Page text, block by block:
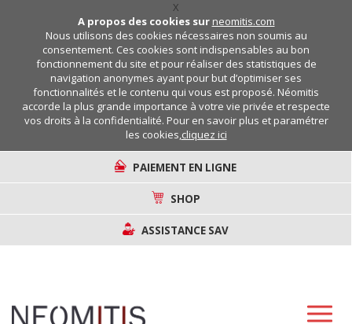
X
A propos des cookies sur neomitis.com
Nous utilisons des cookies nécessaires non soumis au
consentement. Ces cookies sont indispensables au bon
fonctionnement du site et pour réaliser des statistiques de
navigation anonymes ayant pour but d’optimiser ses
fonctionnalités et le contenu qui vous est proposé. Néomitis
accorde la plus grande importance à votre vie privée et respecte
vos droits à la confidentialité. Pour en savoir plus et paramétrer
les cookies,cliquez ici
PAIEMENT EN LIGNE
SHOP
ASSISTANCE SAV